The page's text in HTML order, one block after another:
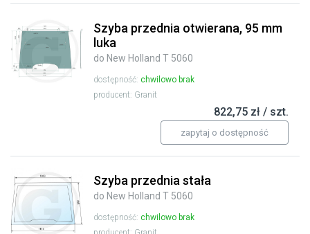
Szyba przednia otwierana, 95 mm
luka
do New Holland T 5060
dostępność: chwilowo brak
producent: Granit
822,75 zł / szt.
zapytaj o dostępność
Szyba przednia stała
do New Holland T 5060
dostępność: chwilowo brak